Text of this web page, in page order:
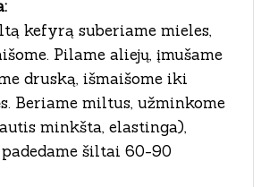
kefyrą suberiame mieles,
Pilame aliejų, įmušame
druską, išmaišome iki
Beriame miltus, užminkome
minkšta, elastinga),
šiltai 60-90